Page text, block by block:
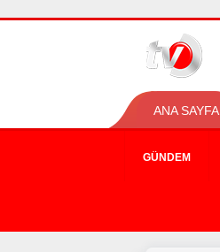
ANA SAYFA
GÜNDEM